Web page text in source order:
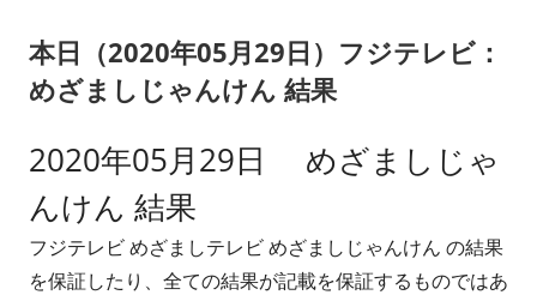
ー
本日（2020年05月29日）フジテレビ：
めざましじゃんけん 結果
2020年05月29日 めざましじゃ
んけん 結果
フジテレビ めざましテレビ めざましじゃんけん の結果
を保証したり、全ての結果が記載を保証するものではあ